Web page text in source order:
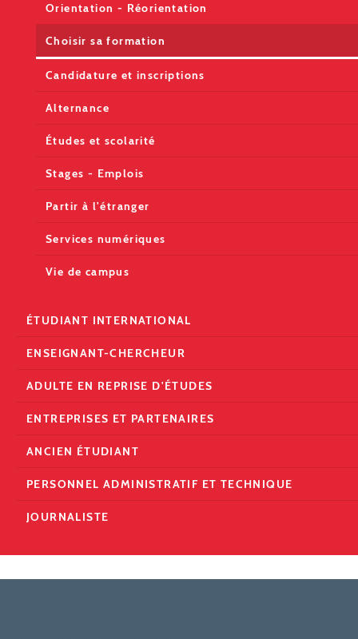
Orientation - Réorientation
Choisir sa formation
Candidature et inscriptions
Alternance
Études et scolarité
Stages - Emplois
Partir à l'étranger
Services numériques
Vie de campus
ÉTUDIANT INTERNATIONAL
ENSEIGNANT-CHERCHEUR
ADULTE EN REPRISE D'ÉTUDES
ENTREPRISES ET PARTENAIRES
ANCIEN ÉTUDIANT
PERSONNEL ADMINISTRATIF ET TECHNIQUE
JOURNALISTE